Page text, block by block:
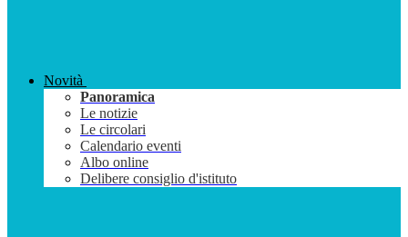
Novità
Panoramica
Le notizie
Le circolari
Calendario eventi
Albo online
Delibere consiglio d'istituto